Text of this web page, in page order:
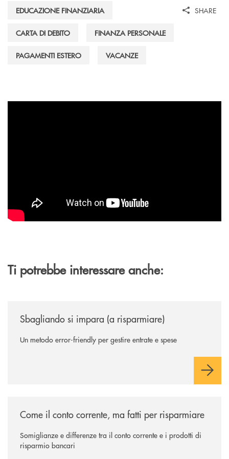
EDUCAZIONE FINANZIARIA
CARTA DI DEBITO FINANZA PERSONALE
PAGAMENTI ESTERO VACANZE
SHARE
Ti potrebbe interessare anche:
Sbagliando si impara (a risparmiare)
Un metodo error-friendly per gestire entrate e spese
Come il conto corrente, ma fatti per risparmiare
Somiglianze e differenze tra il conto corrente e i prodotti di
risparmio bancari